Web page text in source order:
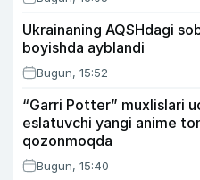
Ukrainaning AQSHdagi
boyishda ayblandi
Bugun, 15:52
“Garri Potter” muxlislari
eslatuvchi yangi anime
qozonmoqda
Bugun, 15:40